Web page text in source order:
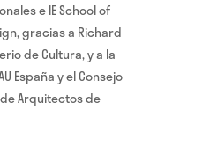
e IE School of
gracias a Richard
de Cultura, y a la
España y el Consejo
Arquitectos de